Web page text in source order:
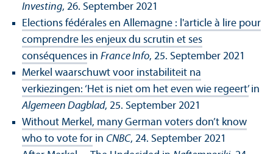
Investing, 26. September 2021
Elections fédérales en Allemagne : l'article à lire pour
comprendre les enjeux du scrutin et ses
conséquences in France Info, 25. September 2021
Merkel waarschuwt voor instabiliteit na
verkiezingen: ‘Het is niet om het even wie regeert’in
Algemeen Dagblad, 25. September 2021
Without Merkel, many German voters don’t know
who to vote for in CNBC, 24. September 2021